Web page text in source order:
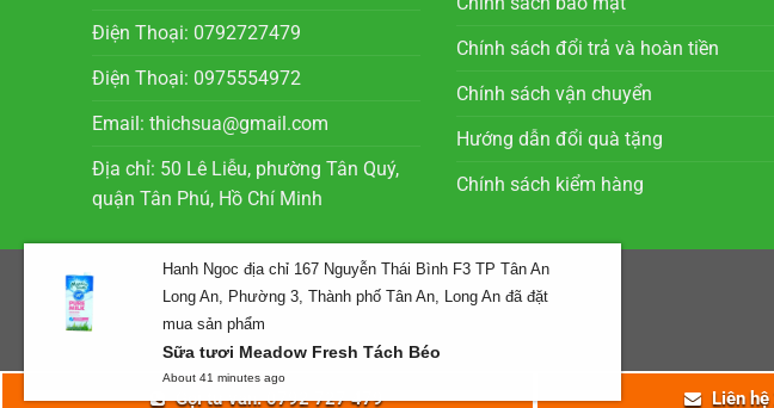
Điện Thoại: 0792727479
Điện Thoại: 0975554972
Email: thichsua@gmail.com
Địa chỉ: 50 Lê Liễu, phường Tân Quý,
quận Tân Phú, Hồ Chí Minh
Chính sách đổi trả và hoàn tiền
Chính sách vận chuyển
Hướng dẫn đổi quà tặng
Chính sách kiểm hàng
WEB LIÊN KẾT: ĂN MÓN GÌ ĐÂY
Copyright 2026 ©
Thích Sữa
Tư vấn và thiết kế web
Gọi tư vấn: 0792 727 479 Liên
Hanh Ngoc địa chỉ 167 Nguyễn Thái Bình F3 TP Tân An
Long An, Phường 3, Thành phố Tân An, Long An đã đặt
mua sản phẩm
Sữa tươi Meadow Fresh Tách Béo
About 41 minutes ago